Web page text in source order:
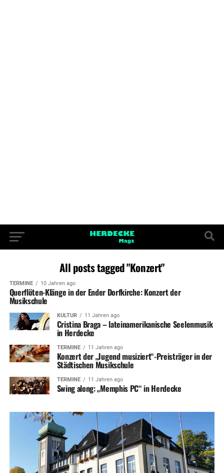
All posts tagged "Konzert"
TERMINE 10 Jahren ago
Querflöten-Klänge in der Ender Dorfkirche: Konzert der
Musikschule
KULTUR 11 Jahren ago
Cristina Braga – lateinamerikanische Seelenmusik
in Herdecke
TERMINE 11 Jahren ago
Konzert der „Jugend musiziert“-Preisträger in der
Städtischen Musikschule
TERMINE 11 Jahren ago
Swing along: „Memphis PC“ in Herdecke